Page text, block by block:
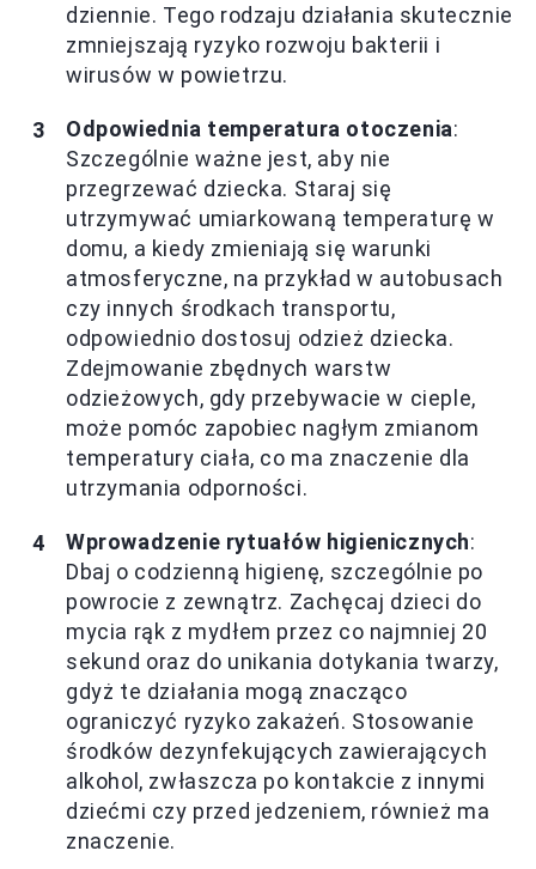
dziennie. Tego rodzaju działania skutecznie
zmniejszają ryzyko rozwoju bakterii i
wirusów w powietrzu.
Odpowiednia temperatura otoczenia:
Szczególnie ważne jest, aby nie
przegrzewać dziecka. Staraj się
utrzymywać umiarkowaną temperaturę w
domu, a kiedy zmieniają się warunki
atmosferyczne, na przykład w autobusach
czy innych środkach transportu,
odpowiednio dostosuj odzież dziecka.
Zdejmowanie zbędnych warstw
odzieżowych, gdy przebywacie w cieple,
może pomóc zapobiec nagłym zmianom
temperatury ciała, co ma znaczenie dla
utrzymania odporności.
Wprowadzenie rytuałów higienicznych:
Dbaj o codzienną higienę, szczególnie po
powrocie z zewnątrz. Zachęcaj dzieci do
mycia rąk z mydłem przez co najmniej 20
sekund oraz do unikania dotykania twarzy,
gdyż te działania mogą znacząco
ograniczyć ryzyko zakażeń. Stosowanie
środków dezynfekujących zawierających
alkohol, zwłaszcza po kontakcie z innymi
dziećmi czy przed jedzeniem, również ma
znaczenie.